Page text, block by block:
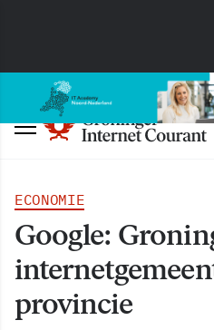
ECONOMIE
Google:
provincie